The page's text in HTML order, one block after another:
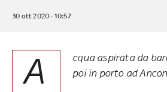
30 ott 2020 - 10:57
A
cqua aspirata da
poi in porto ad